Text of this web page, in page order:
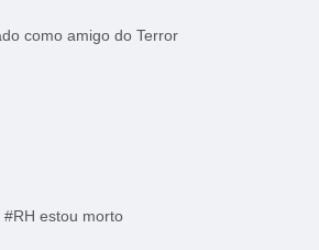
como amigo do Terror
estou morto